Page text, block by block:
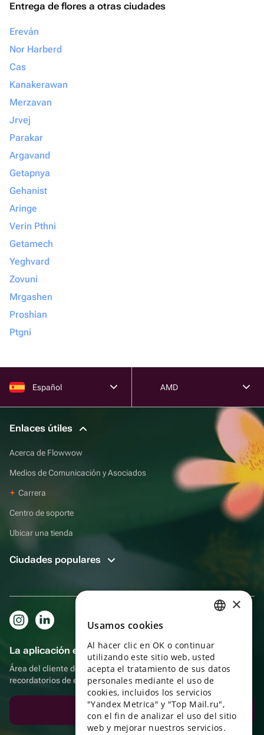
Entrega de flores a otras ciudades
Ereván
Nor Harberd
Cas
Kanakerawan
Merzavan
Jrvej
Parakar
Argavand
Getapnya
Gehanist
Aringe
Verin Pthni
Getamech
Yeghvard
Zovuni
Mrgashen
Proshian
Ptgni
Español AMD
Enlaces útiles
Acerca de Flowwow
Medios de Comunicación y Asociados
Carrera
Centro de soporte
Ubicar una tienda
Ciudades populares
La aplicación es aún más práctica.
Área del cliente del destinatario, más bonos por compras y
recordatorios de eventos
Descargar la aplicación
ENGLISH
UKRAINIAN
PORTUGUESE
SPANISH
HUNGARIAN
×
Usamos cookies
Al hacer clic en OK o continuar
utilizando este sitio web, usted
acepta el tratamiento de sus datos
personales mediante el uso de
cookies, incluidos los servicios
"Yandex Metrica" y "Top Mail.ru",
con el fin de analizar el uso del sitio
web y mejorar nuestros servicios.